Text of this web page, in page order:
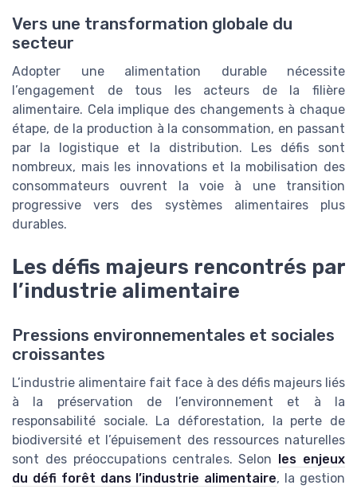
Vers une transformation globale du
secteur
Adopter une alimentation durable nécessite
l’engagement de tous les acteurs de la filière
alimentaire. Cela implique des changements à chaque
étape, de la production à la consommation, en passant
par la logistique et la distribution. Les défis sont
nombreux, mais les innovations et la mobilisation des
consommateurs ouvrent la voie à une transition
progressive vers des systèmes alimentaires plus
durables.
Les défis majeurs rencontrés par
l’industrie alimentaire
Pressions environnementales et sociales
croissantes
L’industrie alimentaire fait face à des défis majeurs liés
à la préservation de l’environnement et à la
responsabilité sociale. La déforestation, la perte de
biodiversité et l’épuisement des ressources naturelles
sont des préoccupations centrales. Selon les enjeux
du défi forêt dans l’industrie alimentaire, la gestion